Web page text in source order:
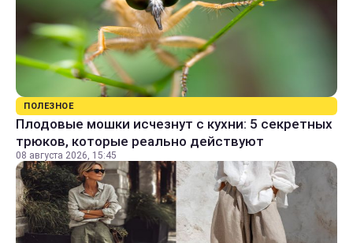
ПОЛЕЗНОЕ
Плодовые мошки исчезнут с кухни: 5 секретных
трюков, которые реально действуют
08 августа 2026, 15:45